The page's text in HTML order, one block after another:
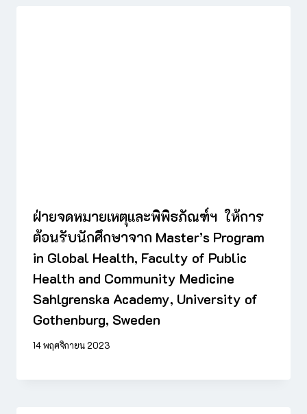
ฝ่ายจดหมายเหตุและพิพิธภัณฑ์ฯ ให้การ
ต้อนรับนักศึกษาจาก Master’s Program
in Global Health, Faculty of Public
Health and Community Medicine
Sahlgrenska Academy, University of
Gothenburg, Sweden
14 พฤศจิกายน 2023